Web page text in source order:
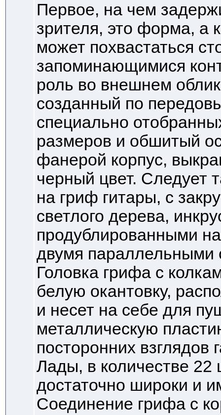
Первое, на чем
зрителя, это форма, а
может похвастаться
запоминающимися
роль во внешнем
созданный по
специально
размеров и обшитый
фанерой корпус,
черный цвет. Следует
на гриф гитары, с
светлого дерева,
продублированными
двумя параллельными
Головка грифа с
белую окантовку,
и несет на себе для
металлическую
посторонних взглядов
Лады, в количестве 22
достаточно широки и
Соединение грифа с